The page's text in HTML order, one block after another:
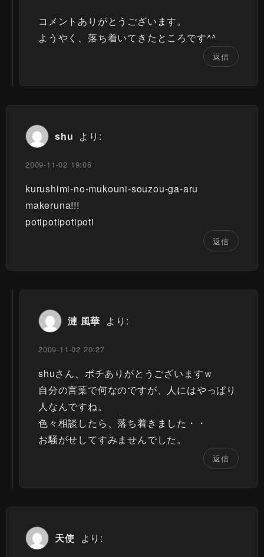
コメントありがとうございます。
ようやく、落ち着いてきたところです^^
返信
shu より:
2009-11-02 19:06
kurushimi-no-mukouni-souzou-ga-aru
makeruna!!!
potipotipotipoti
返信
漣 風華 より:
2009-11-02 20:27
shuさん、ポチありがとうございますｗ
自分の言葉で何なのですが、人にはやっぱり
人なんですね。
色々相談したら、落ち着きました・・
お騒がせしてすみませんでした。
返信
天使 より: